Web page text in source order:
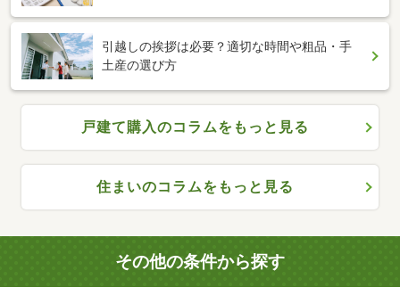
引越しの挨拶は必要？適切な時間や粗品・手
土産の選び方
戸建て購入のコラムをもっと見る
住まいのコラムをもっと見る
その他の条件から探す